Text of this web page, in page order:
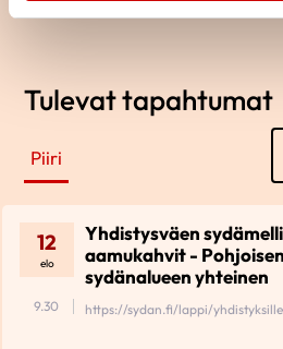
Tulevat tapahtumat
Piiri
12
elo
Yhdistysväen
aamukahvit - Pohjoisen
sydänalueen yhteinen
9.30 https://sydan.fi/lappi/